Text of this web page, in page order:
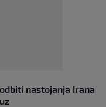
nastojanja Irana